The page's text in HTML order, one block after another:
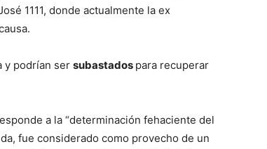
1111, donde actualmente la ex
y podrían ser subastados para recuperar
a la “determinación fehaciente del
fue considerado como provecho de un